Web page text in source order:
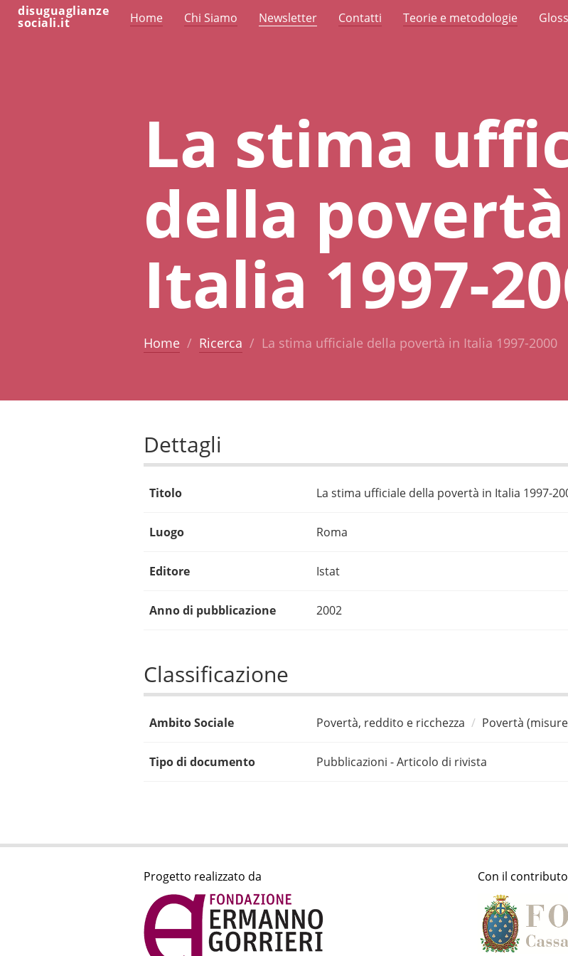
disuguaglianze
sociali.it Home Chi Siamo Newsletter Contatti Teorie e metodologie
La stima
della
Italia 1997-
Home Ricerca La stima ufficiale della povertà in Italia 1997-2000
Dettagli
Titolo La stima ufficiale della povertà in Italia 1997-
Luogo Roma
Editore Istat
Anno di pubblicazione 2002
Classificazione
Ambito Sociale Povertà, reddito e ricchezza Povertà
Tipo di documento Pubblicazioni - Articolo di rivista
Progetto realizzato da Con il